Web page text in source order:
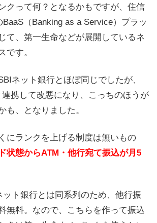
クって何？となるかもですが、住信
（Banking as a Service）プラッ
て、第一生命などが展開しているネ
です。
ネット銀行とほぼ同じでしたが、
携して改悪になり、こっちのほうが
も、となりました。
にランクを上げる制度は無いもの
状態からATM・他行宛て振込が月5
ット銀行とは同系列のため、他行振
無料。なので、こちらを作って振込